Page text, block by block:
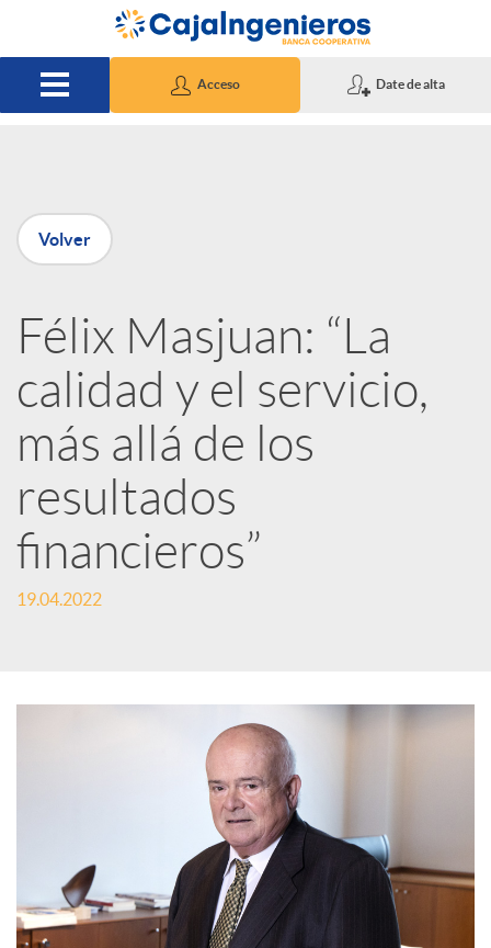
Saltar al contenido principal
Acceso Date de alta
P
u
b
l
i
c
d
d
Volver
Félix Masjuan: “La
calidad y el servicio,
más allá de los
resultados
financieros”
19.04.2022